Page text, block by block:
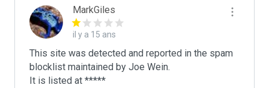
MarkGiles
il y a 15 ans
This site was detected and reported in the spam
blocklist maintained by Joe Wein.
It is listed at *****